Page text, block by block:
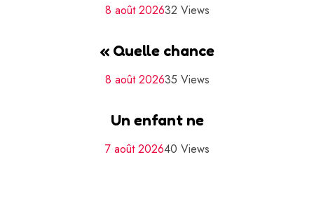
8 août 202632 Views
« Quelle chance
8 août 202635 Views
Un enfant ne
7 août 202640 Views